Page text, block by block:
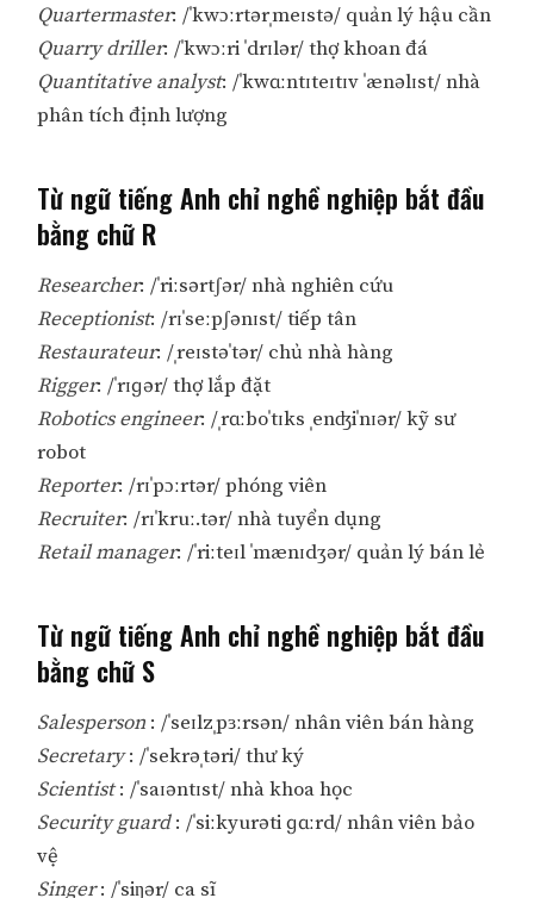
Quartermaster: /ˈkwɔːrtərˌmeɪstə/ quản lý hậu cần
Quarry driller: /ˈkwɔːri ˈdrɪlər/ thợ khoan đá
Quantitative analyst: /ˈkwɑːntɪteɪtɪv ˈænəlɪst/ nhà
phân tích định lượng
Từ ngữ tiếng Anh chỉ nghề nghiệp bắt đầu
bằng chữ R
Researcher: /ˈriːsərtʃər/ nhà nghiên cứu
Receptionist: /rɪˈseːpʃənɪst/ tiếp tân
Restaurateur: /ˌreɪstəˈtər/ chủ nhà hàng
Rigger: /ˈrɪɡər/ thợ lắp đặt
Robotics engineer: /ˌrɑːboˈtɪks ˌenʤiˈnɪər/ kỹ sư
robot
Reporter: /rɪˈpɔːrtər/ phóng viên
Recruiter: /rɪˈkruː.tər/ nhà tuyển dụng
Retail manager: /ˈriːteɪl ˈmænɪdʒər/ quản lý bán lẻ
Từ ngữ tiếng Anh chỉ nghề nghiệp bắt đầu
bằng chữ S
Salesperson : /ˈseɪlzˌpɜːrsən/ nhân viên bán hàng
Secretary: /ˈsekrəˌtəri/ thư ký
Scientist: /ˈsaɪəntɪst/ nhà khoa học
Security guard: /ˈsiːkyurəti ɡɑːrd/ nhân viên bảo
vệ
Singer: /ˈsiŋər/ ca sĩ